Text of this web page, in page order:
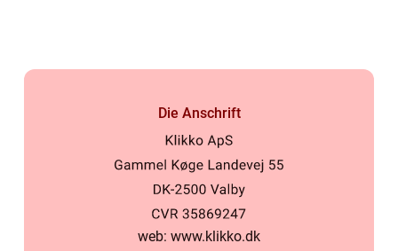
Die Anschrift
web: www.klikko.dk